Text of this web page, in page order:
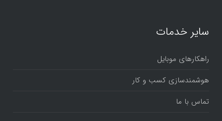
سایر خدمات
راهکارهای موبایل
هوشمندسازی کسب و کار
تماس با ما